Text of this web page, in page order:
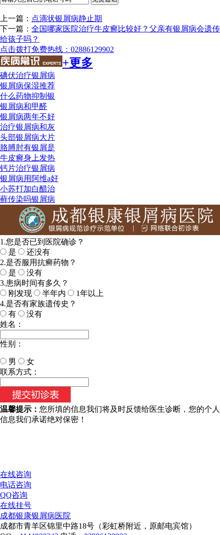
上一篇： 点滴状银屑病静止期
下一篇： 全国哪家医院治疗牛皮癣比较好？父亲有银屑病会遗传
给孩子吗？
点击拨打免费热线：02886129902
+更多
碘伏治疗银屑病
银屑病保湿推荐
什么药物抑制银
银屑病和甲醛
银屑病两年不好
治疗银屑病和灰
头部银屑病大片
胳膊肘有银屑是
牛皮癣身上发热
钙片治疗银屑病
银屑病用阿维a好
小苏打加白醋治
藓传染吗银屑病
1.您是否已到医院确诊？
是
还没有
2.是否服用抗癣药物？
是
没有
3.患病时间有多久？
刚发现
半年内
1年以上
4.是否有家族遗传史？
有
没有
姓名：
性别：
男
女
今天日期：
联系方式：
温馨提示： 您所填的信息我们将及时反馈给医生诊断，您的个人
信息我们承诺绝对保密！
在线咨询
电话咨询
QQ咨询
在线挂号
成都银康银屑病医院
成都市青羊区锦里中路18号（彩虹桥附近，原邮电宾馆）